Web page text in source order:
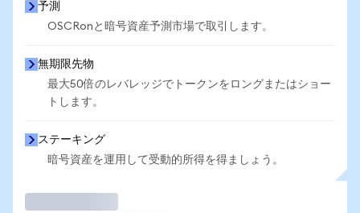
予測
OSCRonと暗号資産予測市場で取引します。
無期限先物
最大50倍のレバレッジでトークンをロングまたはショー
トします。
ステーキング
暗号資産を運用して受動的所得を得ましょう。